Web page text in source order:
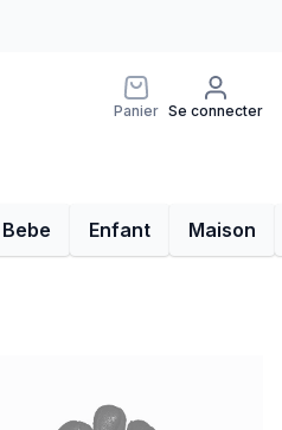
Panier Se connecter
Bebe Enfant Maison